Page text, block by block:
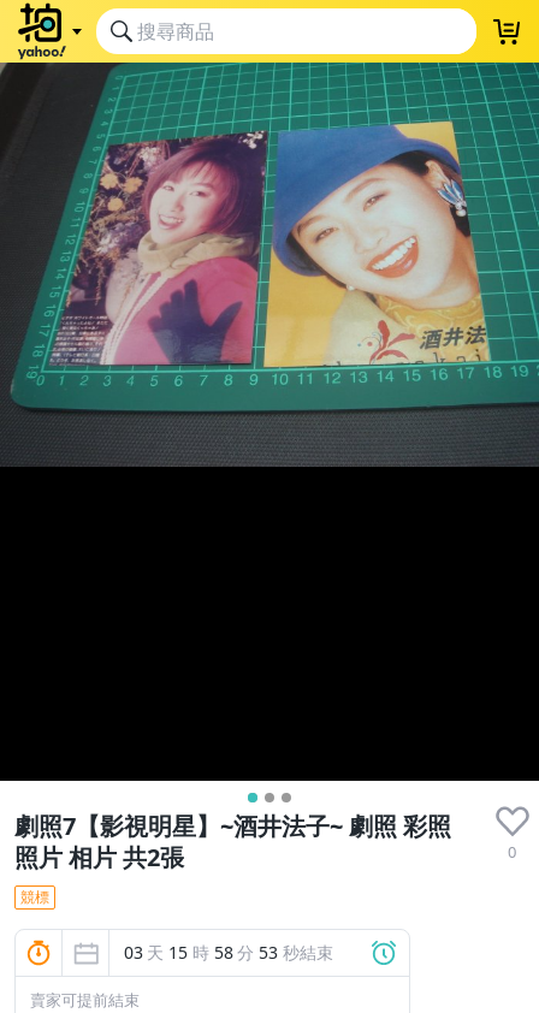
劇照7【影視明星】~酒井法子~ 劇照 彩照
照片 相片 共2張
0
競標
03 天 15 時 58分 52 秒結束
賣家可提前結束